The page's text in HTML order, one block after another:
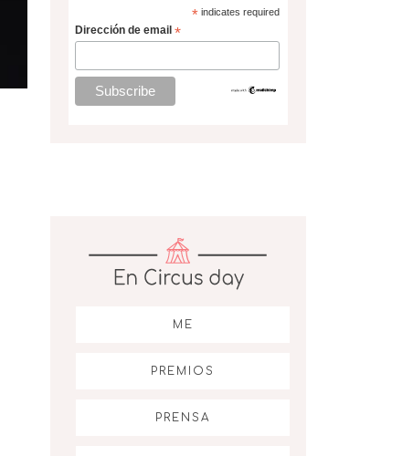
*indicates required
Dirección de email*
ME
PREMIOS
PRENSA